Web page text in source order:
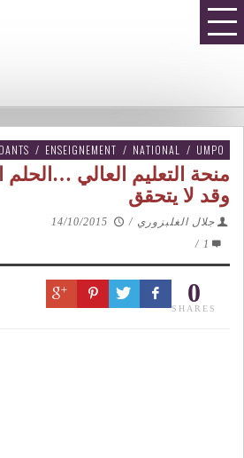
/ ENSEIGNEMENT / NATIONAL / UMPO
منحة التعليم العالي
وقد لا يتحقق
جلال الغلبزوري /
14/10/2015
1
/
0
SHARES